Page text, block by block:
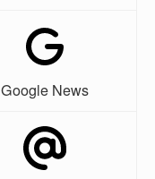
Google News